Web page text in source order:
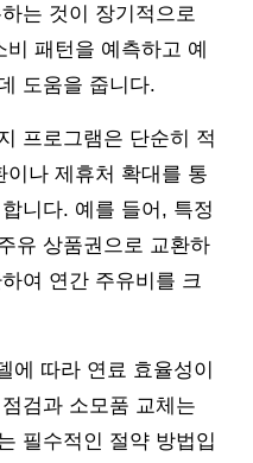
는 것이 장기적으로
패턴을 예측하고 예
도움을 줍니다.
프로그램은 단순히 적
이나 제휴처 확대를 통
니다. 예를 들어, 특정
유 상품권으로 교환하
여 연간 주유비를 크
에 따라 연료 효율성이
검과 소모품 교체는
필수적인 절약 방법입